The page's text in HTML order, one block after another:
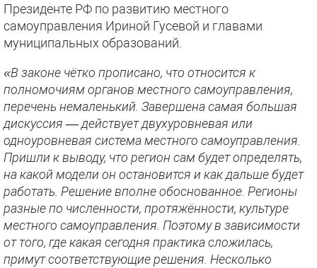
Президенте РФ по развитию местного
самоуправления Ириной Гусевой и главами
муниципальных образований.
«В законе чётко прописано, что относится к
полномочиям органов местного самоуправления,
перечень немаленький. Завершена самая большая
дискуссия — действует двухуровневая или
одноуровневая система местного самоуправления.
Пришли к выводу, что регион сам будет определять,
на какой модели он остановится и как дальше будет
работать. Решение вполне обоснованное. Регионы
разные по численности, протяжённости, культуре
местного самоуправления. Поэтому в зависимости
от того, где какая сегодня практика сложилась,
примут соответствующие решения. Несколько